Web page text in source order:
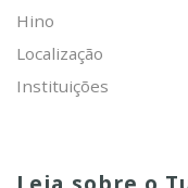
Hino
Localização
Instituições